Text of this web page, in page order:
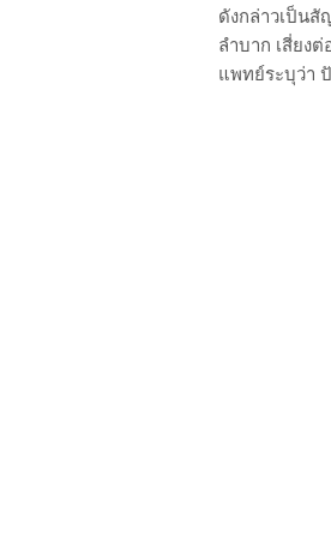
ดังกล่าวเป็น
ลำบาก เสี่ยง
แพทย์ระบุว่า